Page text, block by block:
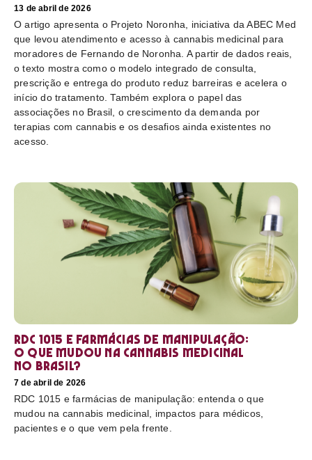
13 de abril de 2026
O artigo apresenta o Projeto Noronha, iniciativa da ABEC Med
que levou atendimento e acesso à cannabis medicinal para
moradores de Fernando de Noronha. A partir de dados reais,
o texto mostra como o modelo integrado de consulta,
prescrição e entrega do produto reduz barreiras e acelera o
início do tratamento. Também explora o papel das
associações no Brasil, o crescimento da demanda por
terapias com cannabis e os desafios ainda existentes no
acesso.
RDC 1015 e farmácias de manipulação:
o que mudou na cannabis medicinal
no Brasil?
7 de abril de 2026
RDC 1015 e farmácias de manipulação: entenda o que
mudou na cannabis medicinal, impactos para médicos,
pacientes e o que vem pela frente.